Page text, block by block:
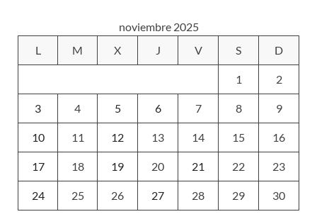
noviembre 2025
L
M X J V S D
1 2
3 4 5 6 7 8 9
10 11 12 13 14 15 16
17 18 19 20 21 22 23
24 25 26 27 28 29 30